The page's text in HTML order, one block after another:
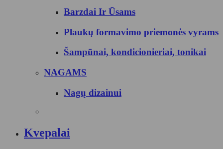
Barzdai Ir Ūsams
Plaukų formavimo priemonės vyrams
Šampūnai, kondicionieriai, tonikai
NAGAMS
Nagų dizainui
Kvepalai